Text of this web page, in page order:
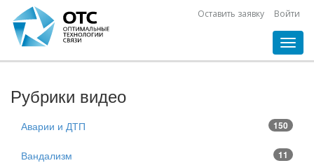
Оставить заявку Войти
Рубрики видео
150
Аварии и ДТП
11
Вандализм